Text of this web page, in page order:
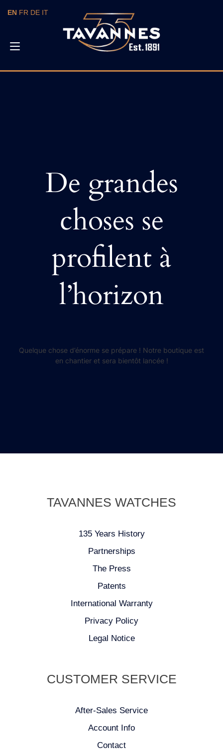
Toggle
De grandes
choses se
profilent à
l’horizon
Quelque chose d’énorme se prépare ! Notre boutique est
en chantier et sera bientôt lancée !
TAVANNES WATCHES
135 Years History
Partnerships
The Press
Patents
International Warranty
Privacy Policy
Legal Notice
CUSTOMER SERVICE
After-Sales Service
Account Info
Contact
EN FR DE IT